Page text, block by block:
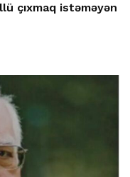
çıxmaq istəməyən